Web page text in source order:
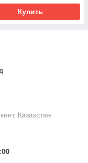
Купить
Казахстан